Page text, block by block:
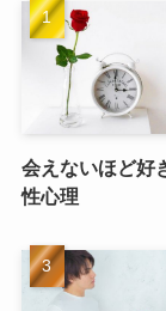
会えないほど好
性心理